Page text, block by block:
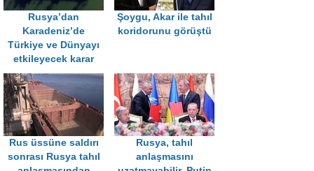
Rusya’dan
Karadeniz’de
Türkiye ve Dünyayı
etkileyecek karar
Şoygu, Akar ile tahıl
koridorunu görüştü
Rus üssüne saldırı
sonrası Rusya tahıl
Rusya, tahıl
anlaşmasını